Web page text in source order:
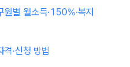
별 월소득·150%·복지
·신청 방법